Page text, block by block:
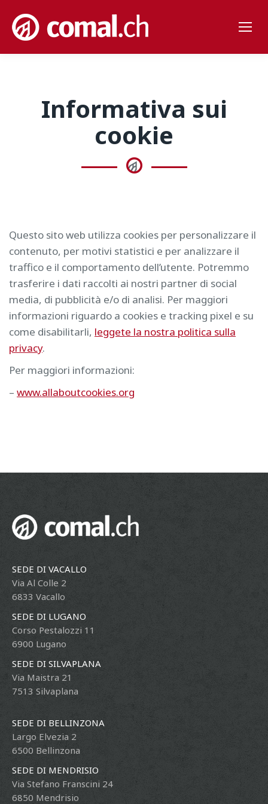
Informativa sui
cookie
Questo sito web utilizza cookies per personalizzare il
contenuto, per motivi statistici e per analizzare il
traffico e il comportamento dell’utente. Potremmo
trasferire i dati raccolti ai nostri partner di social
media, di pubblicità e/o di analisi. Per maggiori
informazioni riguardo a cookies e tracking pixel e su
come disabilitarli, leggete la nostra politica sulla
privacy.
Per maggiori informazioni:
– www.allaboutcookies.org
SEDE DI VACALLO
Via Al Colle 2
6833 Vacallo
SEDE DI LUGANO
Corso Pestalozzi 11
6900 Lugano
SEDE DI SILVAPLANA
Via Maistra 21
7513 Silvaplana
SEDE DI BELLINZONA
Largo Elvezia 2
6500 Bellinzona
SEDE DI MENDRISIO
Via Stefano Franscini 24
6850 Mendrisio